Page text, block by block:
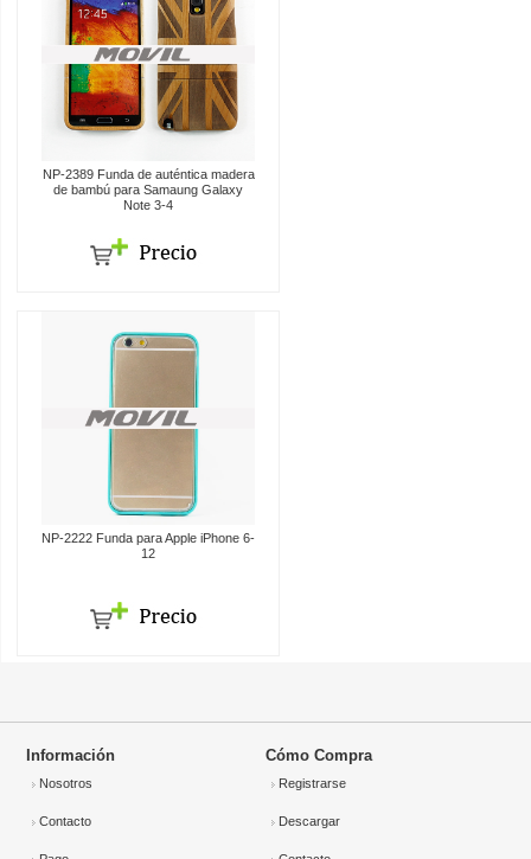
NP-2389 Funda de auténtica madera
de bambú para Samaung Galaxy
Note 3-4
NP-2222 Funda para Apple iPhone 6-
12
Información
Nosotros
Contacto
Cómo Compra
Registrarse
Descargar